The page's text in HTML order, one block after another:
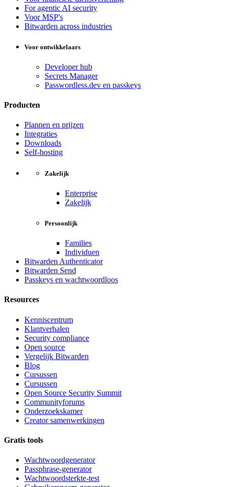
For agentic AI security
Voor MSP's
Bitwarden across industries
Voor ontwikkelaars
Developer hub
Secrets Manager
Passwordless.dev en passkeys
Producten
Plannen en prijzen
Integraties
Downloads
Self-hosting
Zakelijk
Enterprise
Zakelijk
Persoonlijk
Families
Individuen
Bitwarden Authenticator
Bitwarden Send
Passkeys en wachtwoordloos
Resources
Kenniscentrum
Klantverhalen
Security compliance
Open source
Vergelijk Bitwarden
Blog
Cursussen
Cursussen
Open Source Security Summit
Communityforums
Onderzoekskamer
Creator samenwerkingen
Gratis tools
Wachtwoordgenerator
Passphrase-generator
Wachtwoordsterkte-test